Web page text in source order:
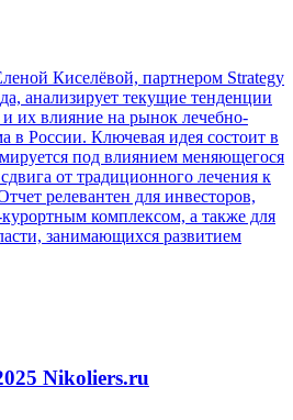
Киселёвой, партнером Strategy
анализирует текущие тенденции
и их влияние на рынок лечебно-
в России. Ключевая идея состоит в
под влиянием меняющегося
от традиционного лечения к
релевантен для инвесторов,
комплексом, а также для
занимающихся развитием
Nikoliers.ru